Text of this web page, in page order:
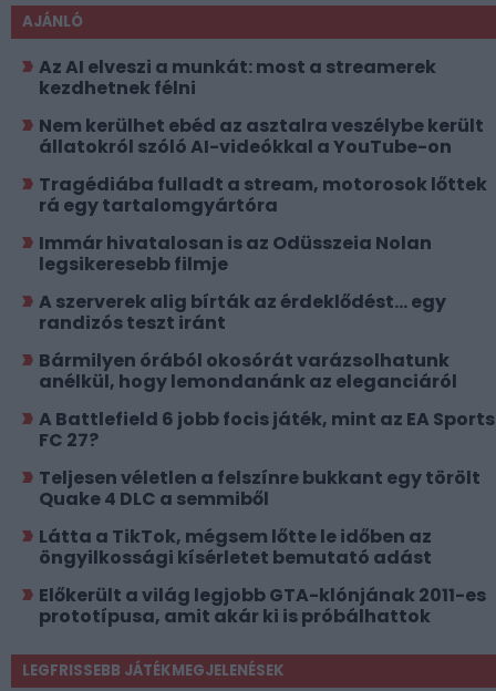
AJÁNLÓ
Az AI elveszi a munkát: most a streamerek
kezdhetnek félni
Nem kerülhet ebéd az asztalra veszélybe került
állatokról szóló AI-videókkal a YouTube-on
Tragédiába fulladt a stream, motorosok lőttek
rá egy tartalomgyártóra
Immár hivatalosan is az Odüsszeia Nolan
legsikeresebb filmje
A szerverek alig bírták az érdeklődést... egy
randizós teszt iránt
Bármilyen órából okosórát varázsolhatunk
anélkül, hogy lemondanánk az eleganciáról
A Battlefield 6 jobb focis játék, mint az EA Sports
FC 27?
Teljesen véletlen a felszínre bukkant egy törölt
Quake 4 DLC a semmiből
Látta a TikTok, mégsem lőtte le időben az
öngyilkossági kísérletet bemutató adást
Előkerült a világ legjobb GTA-klónjának 2011-es
prototípusa, amit akár ki is próbálhattok
LEGFRISSEBB JÁTÉKMEGJELENÉSEK